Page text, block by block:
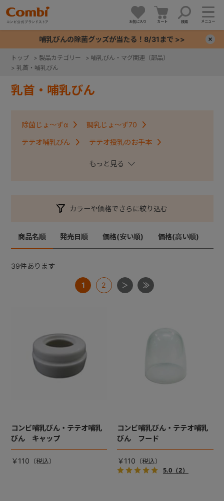
お気に入り カート 検索 メニュー
哺乳びんの除菌グッズが当たる！8/31まで >>
トップ > 製品カテゴリー > 哺乳びん・マグ関連（部品）
> 乳首・哺乳びん
乳首・哺乳びん
除菌じょ～ずα 調乳じょ～ず70
テテオ哺乳びん テテオ授乳のお手本
テテオ授乳のお手本ＬｉＣＯ
カラーや価格でさらに絞り込む
商品名順 発売日順 価格(安い順) 価格(高い順)
39件あります
1 2
コンビ哺乳びん・テテオ哺乳
びん キャップ
￥110
コンビ哺乳びん・テテオ哺乳
びん フード
￥110
5.0（2）